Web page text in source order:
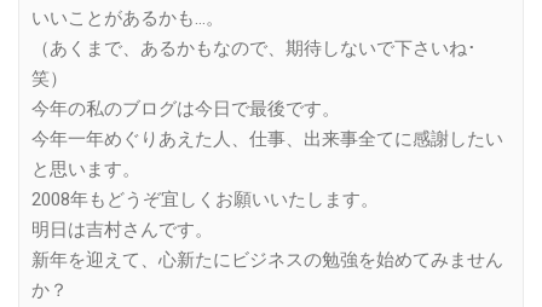
いいことがあるかも…。
（あくまで、あるかもなので、期待しないで下さいね･
笑）
今年の私のブログは今日で最後です。
今年一年めぐりあえた人、仕事、出来事全てに感謝したい
と思います。
2008年もどうぞ宜しくお願いいたします。
明日は吉村さんです。
新年を迎えて、心新たにビジネスの勉強を始めてみません
か？